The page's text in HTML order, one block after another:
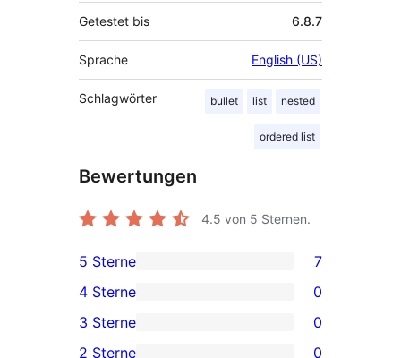
Getestet bis 6.8.7
Sprache English (US)
Schlagwörter bullet list nested
ordered list
Bewertungen
4.5 von 5 Sternen.
7 5-
Sterne-
Rezensionen
5 Sterne 7
0 4-
Sterne-
4 Sterne 0
0 3-
3 Sterne 0
2 Sterne 0